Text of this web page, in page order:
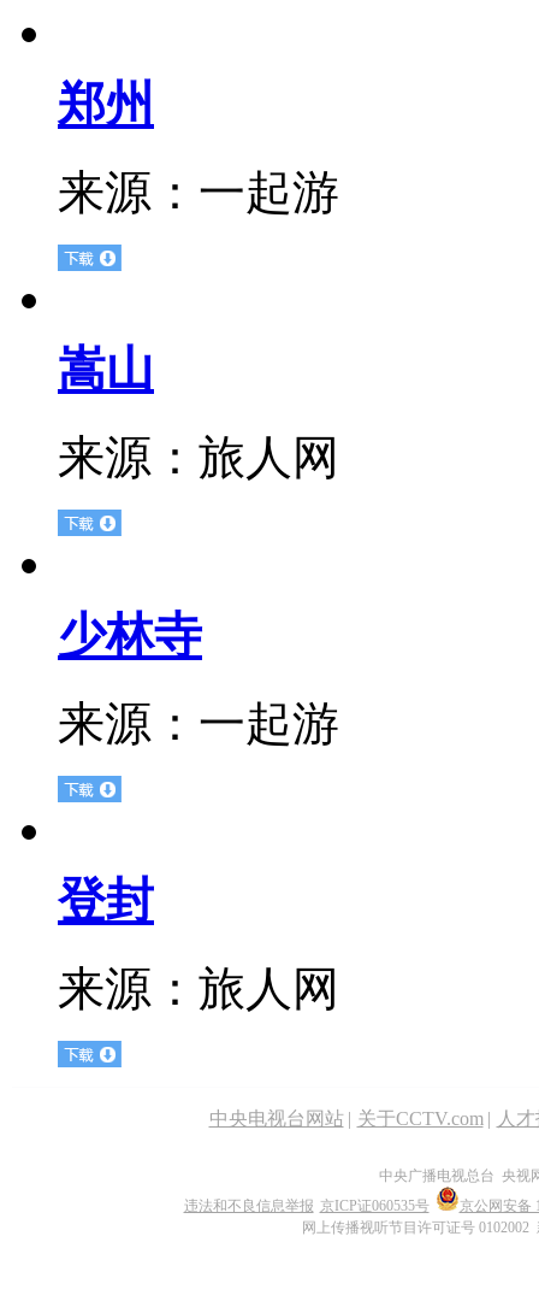
郑州
来源： 一起游
嵩山
来源： 旅人网
少林寺
来源： 一起游
登封
来源： 旅人网
中央电视台网站 | 关于CCTV.com | 人
中央广播电视总台 央视
违法和不良信息举报 京ICP证060535号
京公网安备
网上传播视听节目许可证号 0102002